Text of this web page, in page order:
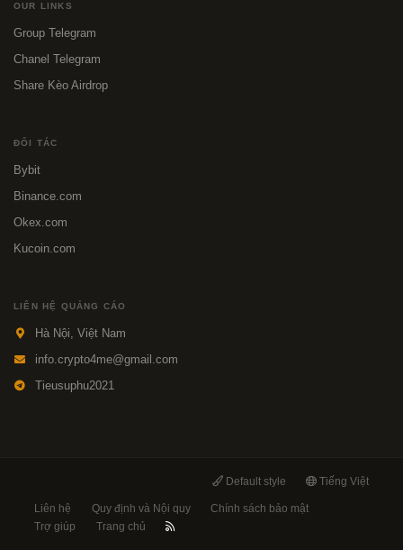
OUR LINKS
Group Telegram
Chanel Telegram
Share Kèo Airdrop
ĐỐI TÁC
Bybit
Binance.com
Okex.com
Kucoin.com
LIÊN HỆ QUẢNG CÁO
Hà Nội, Việt Nam
info.crypto4me@gmail.com
Tieusuphu2021
Default style Tiếng Việt
Liên hệ Quy định và Nội quy
Chính sách bảo mật
Trợ giúp
Trang chủ